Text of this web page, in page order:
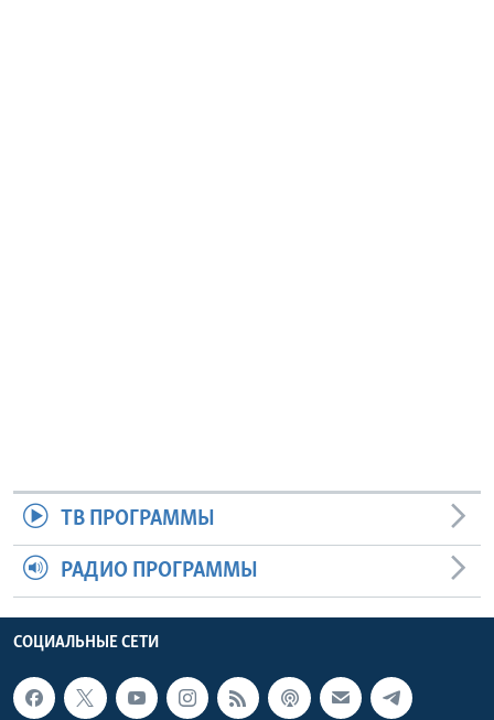
ТВ ПРОГРАММЫ
РАДИО ПРОГРАММЫ
СОЦИАЛЬНЫЕ СЕТИ